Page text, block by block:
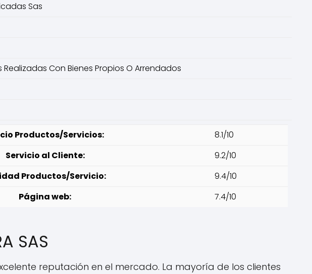
Sas
Con Bienes Propios O Arrendados
Productos/Servicios:
8.1/10
Servicio al Cliente:
9.2/10
Productos/Servicio:
9.4/10
Página web:
7.4/10
SAS
reputación en el mercado. La mayoría de los clientes